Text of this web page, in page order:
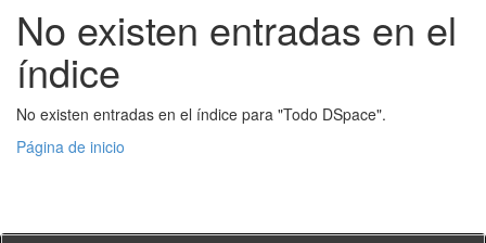
No existen entradas en el
índice
No existen entradas en el índice para "Todo DSpace".
Página de inicio